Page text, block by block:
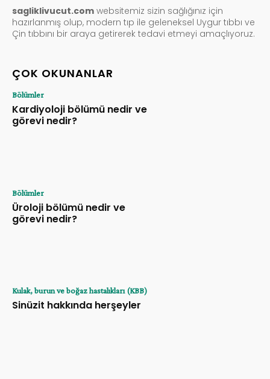
sagliklivucut.com websitemiz sizin sağlığınız için
hazırlanmış olup, modern tıp ile geleneksel Uygur tıbbı ve
Çin tıbbını bir araya getirerek tedavi etmeyi amaçlıyoruz.
ÇOK OKUNANLAR
Bölümler
Kardiyoloji bölümü nedir ve
görevi nedir?
Bölümler
Üroloji bölümü nedir ve
görevi nedir?
Kulak, burun ve boğaz hastalıkları (KBB)
Sinüzit hakkında herşeyler